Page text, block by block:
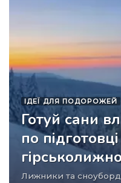
ІДЕЇ ​​ДЛЯ ПОДОРОЖЕЙ
Готуй сани
по
Лижники та сноубордисти з досвідом готуються